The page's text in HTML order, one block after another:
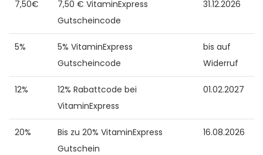
7,50€
7,50 € VitaminExpress
Gutscheincode
31.12.2026
5%
5% VitaminExpress
Gutscheincode
bis auf
Widerruf
12%
12% Rabattcode bei
VitaminExpress
01.02.2027
20%
Bis zu 20% VitaminExpress
Gutschein
16.08.2026